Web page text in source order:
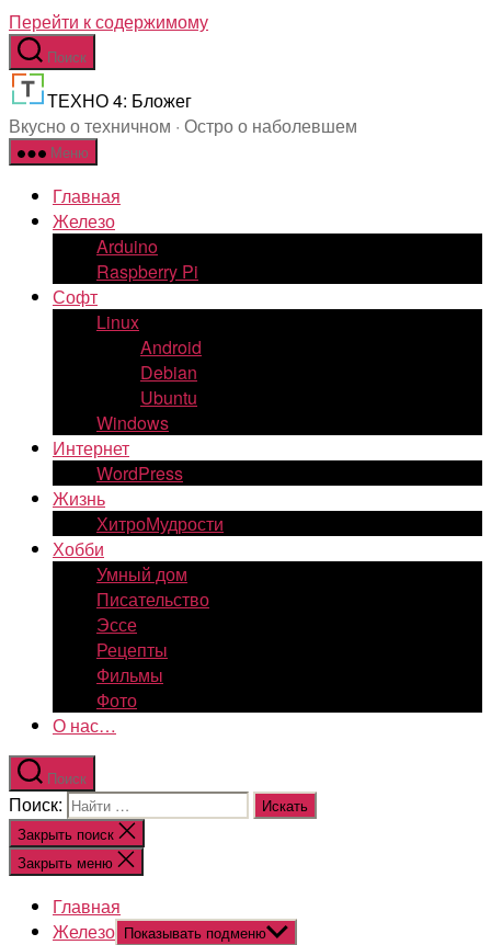
Перейти к содержимому
Поиск
ТЕХНО 4: Бложег
Вкусно о техничном · Остро о наболевшем
Меню
Главная
Железо
Arduino
Raspberry Pi
Софт
Linux
Android
Debian
Ubuntu
Windows
Интернет
WordPress
Жизнь
ХитроМудрости
Хобби
Умный дом
Писательство
Эссе
Рецепты
Фильмы
Фото
О нас…
Поиск
Поиск:
Закрыть поиск
Закрыть меню
Главная
Железо Показывать подменю